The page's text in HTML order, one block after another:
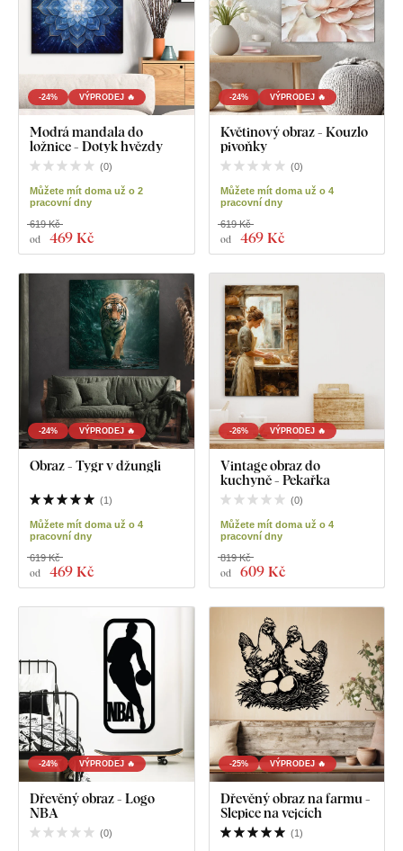
-24% VÝPRODEJ 🔥
Modrá mandala do
ložnice - Dotyk hvězdy
(0)
Můžete mít doma už o 2
pracovní dny
od 469 Kč
619 Kč
-24% VÝPRODEJ 🔥
Květinový obraz - Kouzlo
pivoňky
(0)
Můžete mít doma už o 4
pracovní dny
od 469 Kč
619 Kč
-24% VÝPRODEJ 🔥
Obraz - Tygr v džungli
(1)
Můžete mít doma už o 4
pracovní dny
od 469 Kč
619 Kč
-26% VÝPRODEJ 🔥
Vintage obraz do
kuchyně - Pekařka
(0)
Můžete mít doma už o 4
pracovní dny
od 609 Kč
819 Kč
-24% VÝPRODEJ 🔥
Dřevěný obraz - Logo
NBA
(0)
-25% VÝPRODEJ 🔥
Dřevěný obraz na farmu -
Slepice na vejcích
(1)